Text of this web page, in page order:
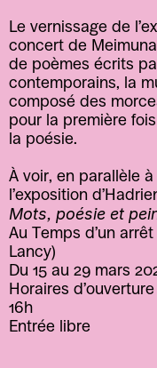
Le vernissage de
concert de
de poèmes écrits
contemporains, la
composé des
pour la première
la poésie.
À voir, en parallèle à
l’exposition
Mots, poésie et
Au Temps d’un
Lancy)
Du 15 au 29 mars
Horaires
16h
Entrée libre